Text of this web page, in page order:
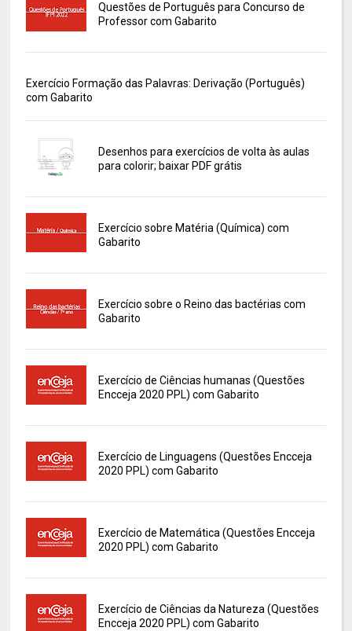
Questões de Português para Concurso de
Professor com Gabarito
Exercício Formação das Palavras: Derivação (Português)
com Gabarito
Desenhos para exercícios de volta às aulas
para colorir; baixar PDF grátis
Exercício sobre Matéria (Química) com
Gabarito
Exercício sobre o Reino das bactérias com
Gabarito
Exercício de Ciências humanas (Questões
Encceja 2020 PPL) com Gabarito
Exercício de Linguagens (Questões Encceja
2020 PPL) com Gabarito
Exercício de Matemática (Questões Encceja
2020 PPL) com Gabarito
Exercício de Ciências da Natureza (Questões
Encceja 2020 PPL) com Gabarito